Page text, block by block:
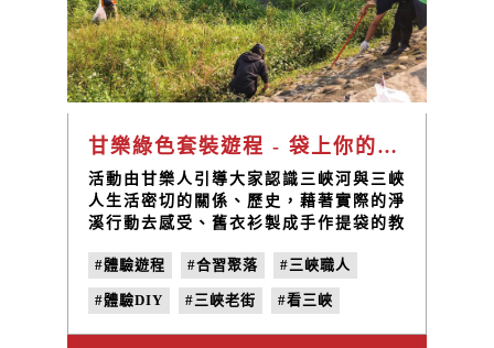
甘樂綠色套裝遊程 - 袋上你的心 親淨三峽溪
活動由甘樂人引導大家認識三峽河與三峽
人生活密切的關係、歷史，藉著實際的淨
溪行動去感受、舊衣衫製成手作提袋的教
甘樂文創與社區夥伴們所打造的完整社區
支持系統。
#體驗遊程 #合習聚落 #三峽職人
#體驗DIY #三峽老街 #看三峽
#甘樂帶路